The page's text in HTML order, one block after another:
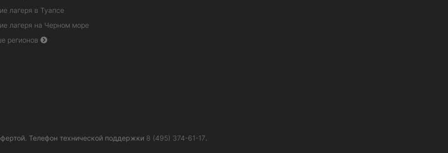
лагеря в Туапсе
лагеря на Черном море
регионов
Телефон технической поддержки 8 (495) 374-61-17.